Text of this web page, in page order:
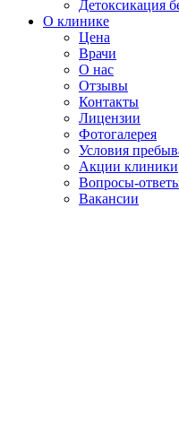
Детоксикация
О клинике
Цена
Врачи
О нас
Отзывы
Контакты
Лицензии
Фотогалерея
Условия
Акции клиники
Вопросы-
Вакансии